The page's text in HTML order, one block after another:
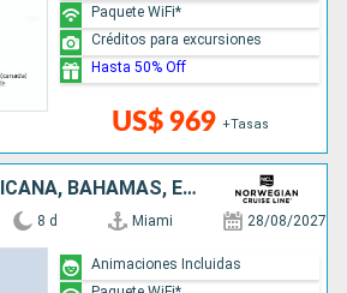
US$ 969 +Tasas
Paquete WiFi*
Créditos para excursiones
Hasta 50% Off
REPÚBLICA DOMINICANA, BAHAMAS, ESTADOS UNIDOS
8 d Miami 28/08/2027
Animaciones Incluidas